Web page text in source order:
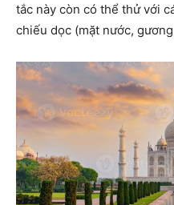
tắc này còn có thể thử với
chiếu dọc (mặt nước,